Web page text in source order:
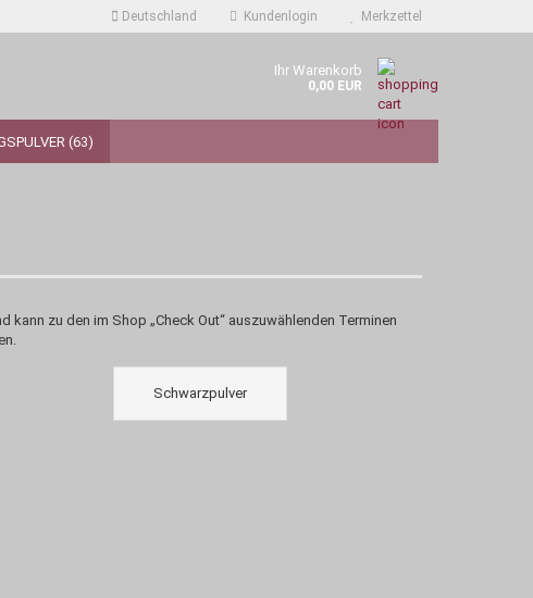
Deutschland Kundenlogin Merkzettel
Ihr Warenkorb
0,00 EUR
(63)
zu den im Shop „Check Out“ auszuwählenden Terminen
Schwarzpulver